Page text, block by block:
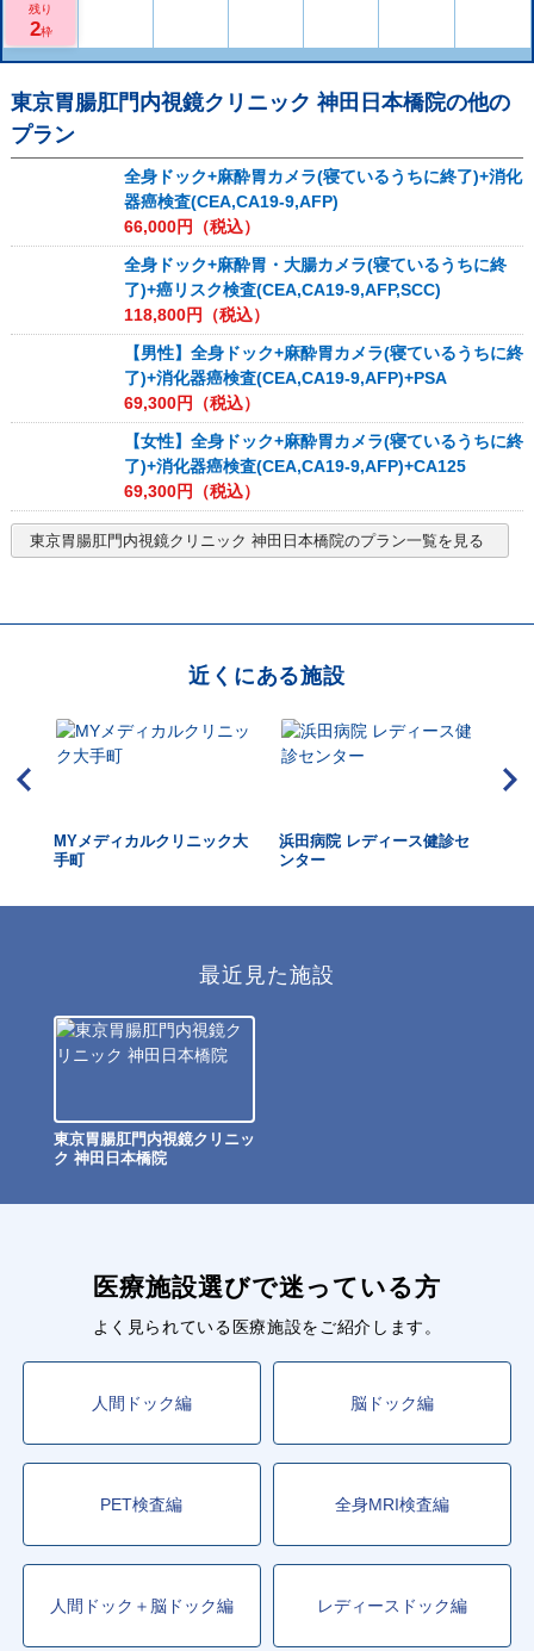
残り
2枠
東京胃腸肛門内視鏡クリニック 神田日本橋院の他の
プラン
全身ドック+麻酔胃カメラ(寝ているうちに終了)+消化
器癌検査(CEA,CA19-9,AFP)
66,000円（税込）
全身ドック+麻酔胃・大腸カメラ(寝ているうちに終
了)+癌リスク検査(CEA,CA19-9,AFP,SCC)
118,800円（税込）
【男性】全身ドック+麻酔胃カメラ(寝ているうちに終
了)+消化器癌検査(CEA,CA19-9,AFP)+PSA
69,300円（税込）
【女性】全身ドック+麻酔胃カメラ(寝ているうちに終
了)+消化器癌検査(CEA,CA19-9,AFP)+CA125
69,300円（税込）
東京胃腸肛門内視鏡クリニック 神田日本橋院のプラン一覧を見る
近くにある施設
MYメディカルクリニック大
手町
浜田病院 レディース健診セ
ンター
最近見た施設
東京胃腸肛門内視鏡クリニッ
ク 神田日本橋院
医療施設選びで迷っている方
よく見られている医療施設をご紹介します。
人間ドック編 脳ドック編
PET検査編 全身MRI検査編
人間ドック＋脳ドック編 レディースドック編